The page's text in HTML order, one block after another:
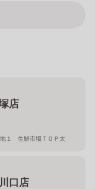
店
１ 生鮮市場ＴＯＰ太
口店